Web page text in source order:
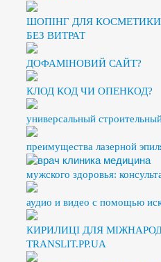
ШОПІНГ ДЛЯ
БЕЗ ВИТРАТ
ДОФАМІНОВИЙ САЙТ?
КЛОД КОД ЧИ ОПЕНКОД?
универсальный
преимущества лазерной
мужского здоровья:
аудио и видео с помощью
КИРИЛИЦІ ДЛЯ
TRANSLIT.PP.UA